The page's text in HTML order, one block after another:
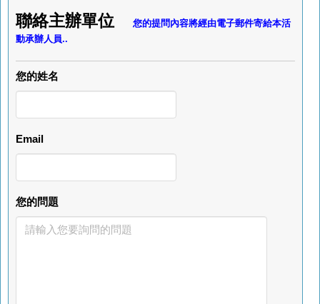
聯絡主辦單位您的提問內容將經由電子郵件寄給本活
動承辦人員..
您的姓名
Email
您的問題